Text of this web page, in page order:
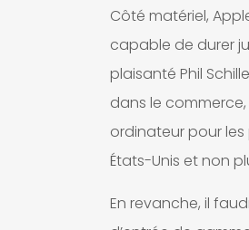
Côté matériel,
capable de durer
plaisanté Phil
dans le commerce,
ordinateur pour
États-Unis et non
En revanche, il